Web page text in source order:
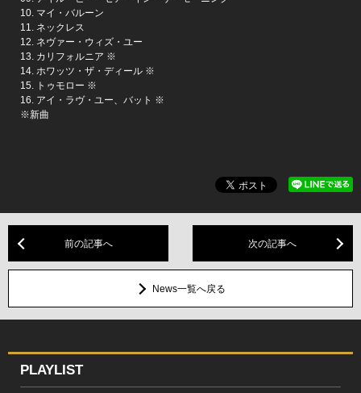
10. マイ・バルーン
11. ネックレス
12. ネヴァー・ウィズ・ユー
13. カリフォルニア ※
14. ホワッツ・ザ・ディール ※
15. トゥモロー ※
16. アイ・ラヴ・ユー、バット ※
※新曲
前の記事へ 次の記事へ
News一覧へ戻る
PLAYLIST